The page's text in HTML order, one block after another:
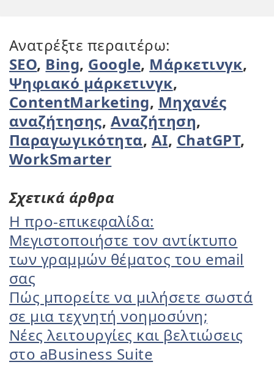
Ανατρέξτε περαιτέρω:
SEO, Bing, Google, Μάρκετινγκ,
Ψηφιακό μάρκετινγκ,
ContentMarketing, Μηχανές
αναζήτησης, Αναζήτηση,
Παραγωγικότητα, AI, ChatGPT,
WorkSmarter
Σχετικά άρθρα
Η προ-επικεφαλίδα:
Μεγιστοποιήστε τον αντίκτυπο
των γραμμών θέματος του email
σας
Πώς μπορείτε να μιλήσετε σωστά
σε μια τεχνητή νοημοσύνη;
Νέες λειτουργίες και βελτιώσεις
στο aBusiness Suite